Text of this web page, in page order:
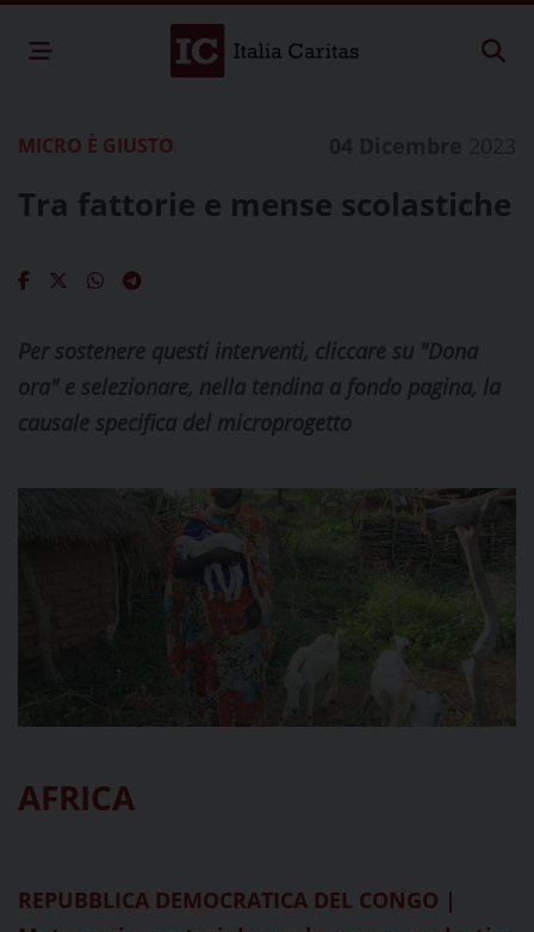
MICRO È GIUSTO
Tra fattorie e mense scolastiche
Per sostenere questi interventi, cliccare su "Dona
ora" e selezionare, nella tendina a fondo pagina, la
causale specifica del microprogetto
AFRICA
REPUBBLICA DEMOCRATICA DEL CONGO |